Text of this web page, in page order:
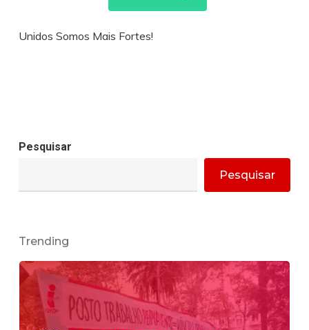
Unidos Somos Mais Fortes!
Pesquisar
Pesquisar
Trending